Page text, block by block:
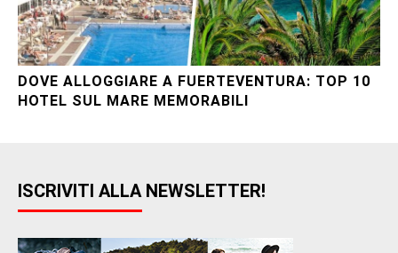
DOVE ALLOGGIARE A FUERTEVENTURA: TOP 10
HOTEL SUL MARE MEMORABILI
ISCRIVITI ALLA NEWSLETTER!